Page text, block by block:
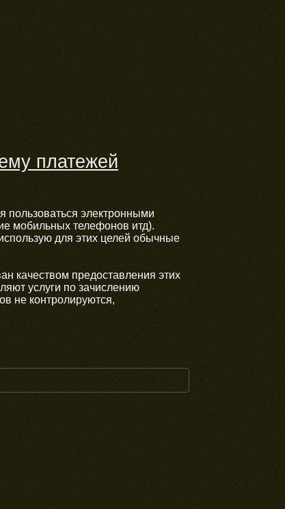
платежей
пользоваться электронными
мобильных телефонов итд).
для этих целей обычные
качеством предоставления этих
услуги по зачислению
не контролируются,